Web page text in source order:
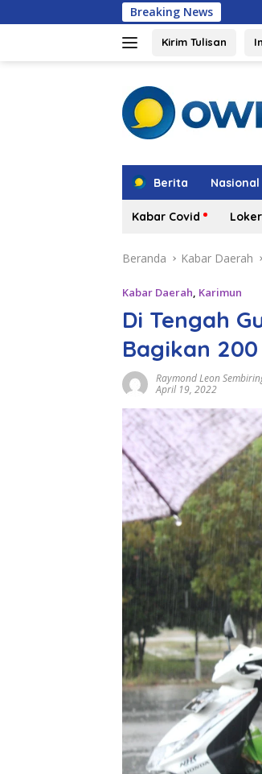
ke
Breaking News
Kirim Tulisan
Berita Nasional
Kabar Covid
Beranda Kabar Daerah
Kabar Daerah, Karimun
Di Tengah
Bagikan
Raymond Leon
April 19, 2022